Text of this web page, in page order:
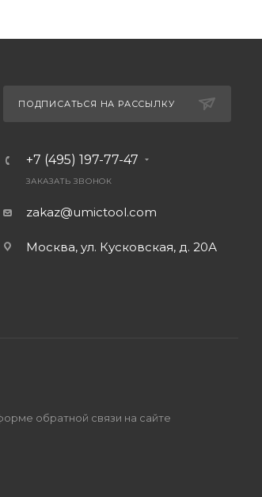
ПОДПИСАТЬСЯ НА РАССЫЛКУ
+7 (495) 197-77-47
ЗАКАЗАТЬ ЗВОНОК
zakaz@umictool.com
Москва, ул. Кусковская, д. 20А
обратной связи на сайте